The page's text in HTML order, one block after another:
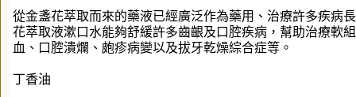
從金盞花萃取而來的藥液已經廣泛作為藥用、治療許多疾病
花萃取液漱口水能夠舒緩許多齒齦及口腔疾病，幫助治療軟
血、口腔潰爛、皰疹病變以及拔牙乾燥綜合症等。
丁香油